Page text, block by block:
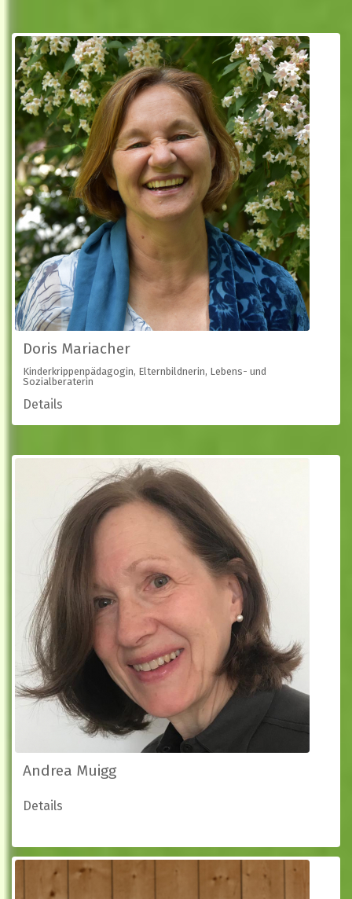
Doris Mariacher
Kinderkrippenpädagogin, Elternbildnerin, Lebens- und
Sozialberaterin
Details
Andrea Muigg
Details